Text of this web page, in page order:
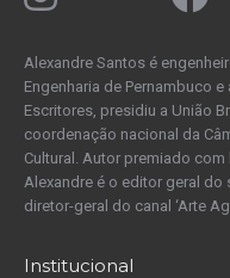
Alexandre Santos é
Engenharia de Pernambuco
Escritores, presidiu a União
coordenação nacional da
Cultural. Autor premiado
Alexandre é o editor geral do
diretor-geral do canal ‘Arte
Institucional